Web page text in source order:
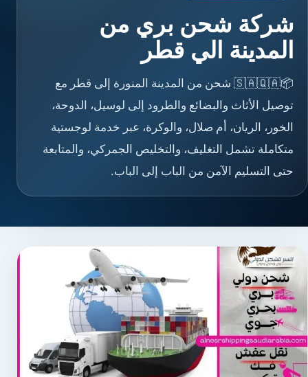
شركة شحن بري من
المدينة الي قطر
📦🇸🇦🇶🇦 شحن من المدينة المنورة إلى قطر مع
توصيل الأثاث والبضائع والطرود إلى لوسيل، الدوحة،
الخور، الريان، أم صلال، والوكرة، عبر خدمة لوجستية
متكاملة تشمل التغليف، والتخليص الجمركي، والمتابعة
حتى التسليم الآمن من الباب إلى الباب.